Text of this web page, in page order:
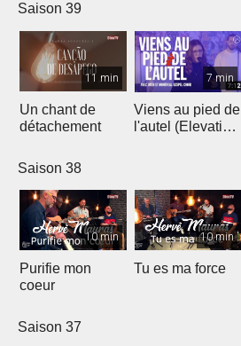
Saison 39
11 min
Un chant de
détachement
7 min
Viens au pied de
l'autel (Elevation
Saison 38
10 min
Purifie mon
coeur
10 min
Tu es ma force
Saison 37